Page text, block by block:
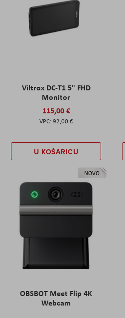
Viltrox DC-T1 5" FHD
Monitor
115,00 €
92,00 €
U KOŠARICU
NOVO
OBSBOT Meet Flip 4K
Webcam